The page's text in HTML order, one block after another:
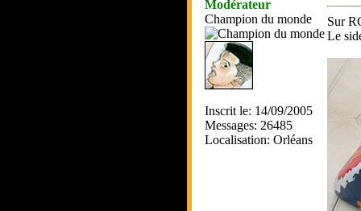
Modérateur
Champion du monde
Inscrit le: 14/09/2005
Messages: 26485
Localisation: Orléans
Sur
Le